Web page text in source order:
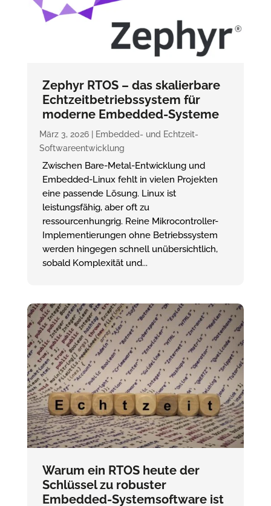
Zephyr RTOS – das skalierbare
Echtzeitbetriebssystem für
moderne Embedded-Systeme
März 3, 2026|
Embedded- und Echtzeit-
Softwareentwicklung
Zwischen Bare-Metal-Entwicklung und
Embedded-Linux fehlt in vielen Projekten
eine passende Lösung. Linux ist
leistungsfähig, aber oft zu
ressourcenhungrig. Reine Mikrocontroller-
Implementierungen ohne Betriebssystem
werden hingegen schnell unübersichtlich,
sobald Komplexität und...
Warum ein RTOS heute der
Schlüssel zu robuster
Embedded-Systemsoftware ist